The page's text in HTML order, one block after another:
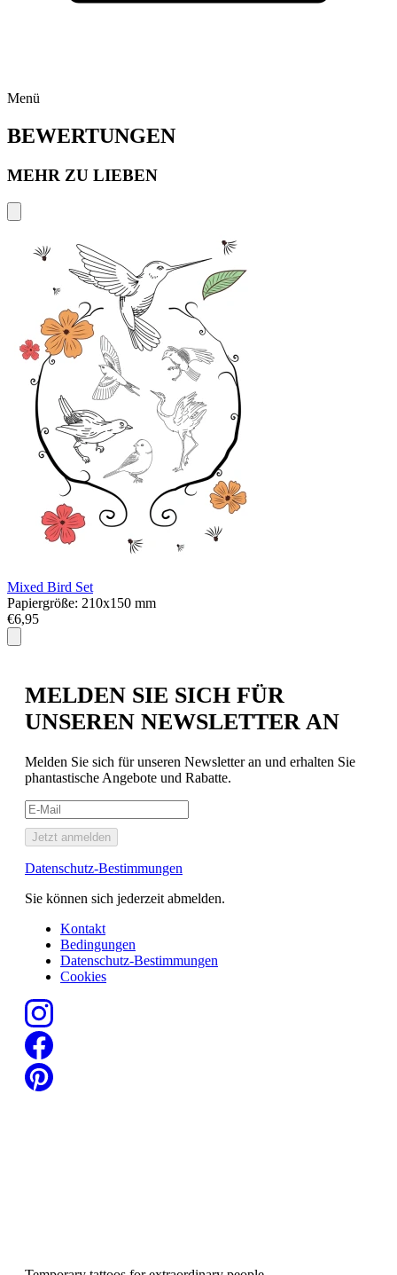
Menü
BEWERTUNGEN
MEHR ZU LIEBEN
Mixed Bird Set
Papiergröße: 210x150 mm
€6,95
MELDEN SIE SICH FÜR
UNSEREN NEWSLETTER AN
Melden Sie sich für unseren Newsletter an und erhalten Sie
phantastische Angebote und Rabatte.
Jetzt anmelden
Datenschutz-Bestimmungen
Sie können sich jederzeit abmelden.
Kontakt
Bedingungen
Datenschutz-Bestimmungen
Cookies